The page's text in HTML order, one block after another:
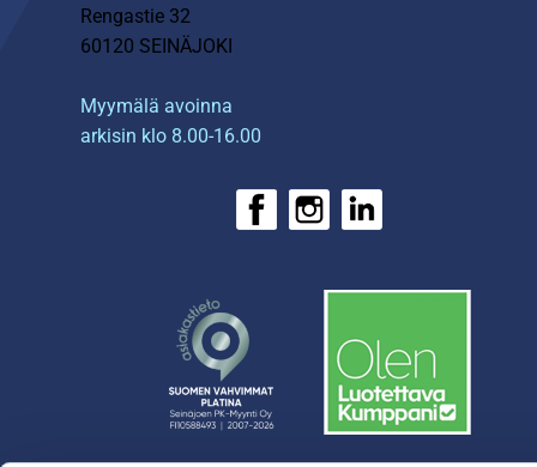
Rengastie 32
60120 SEINÄJOKI
Myymälä avoinna
arkisin klo 8.00-16.00